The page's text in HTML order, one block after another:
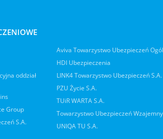
oddział
Group
S.A.
Aviva Towarzystwo Ubezpieczeń
HDI Ubezpieczenia
LINK4 Towarzystwo Ubezpieczeń S.A.
PZU Życie S.A.
TUiR WARTA S.A.
Towarzystwo Ubezpieczeń
UNIQA TU S.A.